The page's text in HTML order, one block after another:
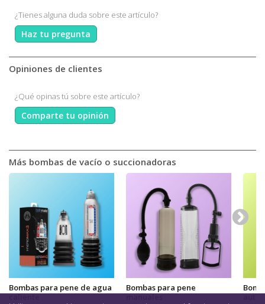
¿Tienes alguna duda sobre este artículo?
Haz tu pregunta
Opiniones de clientes
¿Qué opinas tú sobre este artículo?
Comparte tu opinión
Más bombas de vacío o succionadoras
Bombas para pene de agua
caliente
Bombas para pene
manuales